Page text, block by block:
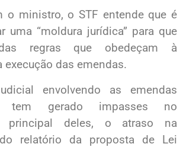
o ministro, o STF entende que é
uma “moldura jurídica” para que
regras que obedeçam à
execução das emendas.
envolvendo as emendas
tem gerado impasses no
principal deles, o atraso na
do relatório da proposta de Lei